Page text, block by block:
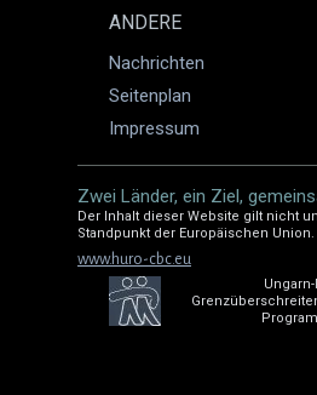
ANDERE
Nachrichten
Seitenplan
Impressum
Zwei Länder, ein Ziel,
Der Inhalt dieser Website gilt nicht
Standpunkt der Europäischen Union.
www.huro-cbc.eu